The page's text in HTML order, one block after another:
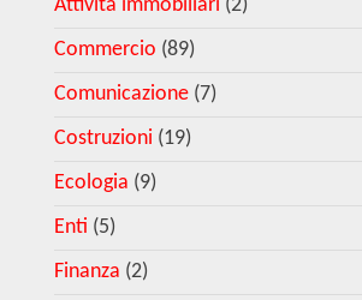
Attività immobiliari (2)
Commercio (89)
Comunicazione (7)
Costruzioni (19)
Ecologia (9)
Enti (5)
Finanza (2)